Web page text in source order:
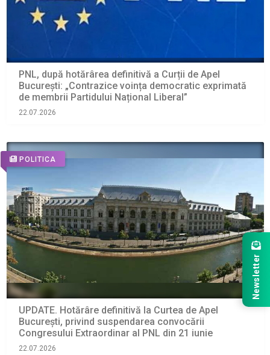
PNL, după hotărârea definitivă a Curții de Apel
București: „Contrazice voința democratic exprimată
de membrii Partidului Național Liberal”
22.07.2026
POLITICA
UPDATE. Hotărâre definitivă la Curtea de Apel
București, privind suspendarea convocării
Congresului Extraordinar al PNL din 21 iunie
22.07.2026
Newsletter